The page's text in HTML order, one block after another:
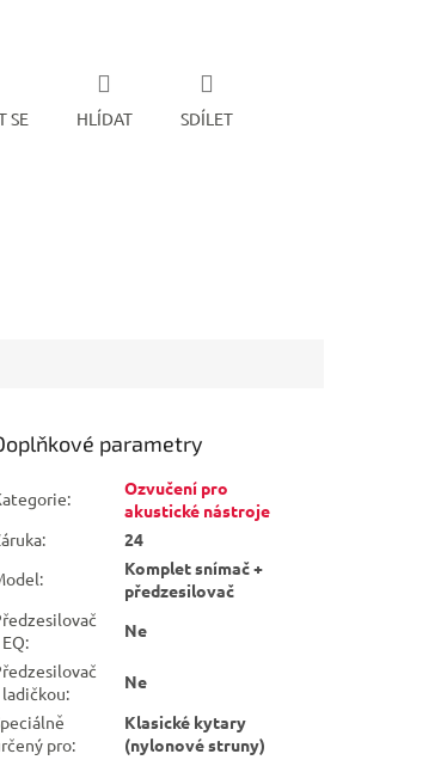
SE HLÍDAT SDÍLET
parametry
:
Ozvučení pro
akustické nástroje
:
24
:
Komplet snímač +
předzesilovač
:
Ne
ladičkou:
Ne
pro:
Klasické kytary
(nylonové struny)